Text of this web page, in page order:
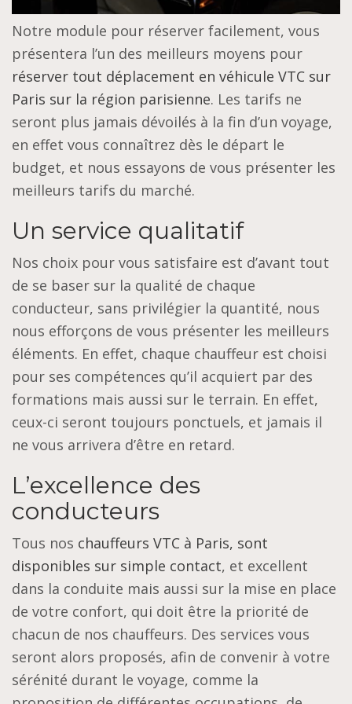
Notre module pour réserver facilement, vous
présentera l’un des meilleurs moyens pour
réserver tout déplacement en véhicule VTC sur
Paris sur la région parisienne. Les tarifs ne
seront plus jamais dévoilés à la fin d’un voyage,
en effet vous connaîtrez dès le départ le
budget, et nous essayons de vous présenter les
meilleurs tarifs du marché.
Un service qualitatif
Nos choix pour vous satisfaire est d’avant tout
de se baser sur la qualité de chaque
conducteur, sans privilégier la quantité, nous
nous efforçons de vous présenter les meilleurs
éléments. En effet, chaque chauffeur est choisi
pour ses compétences qu’il acquiert par des
formations mais aussi sur le terrain. En effet,
ceux-ci seront toujours ponctuels, et jamais il
ne vous arrivera d’être en retard.
L’excellence des
conducteurs
Tous nos chauffeurs VTC à Paris, sont
disponibles sur simple contact, et excellent
dans la conduite mais aussi sur la mise en place
de votre confort, qui doit être la priorité de
chacun de nos chauffeurs. Des services vous
seront alors proposés, afin de convenir à votre
sérénité durant le voyage, comme la